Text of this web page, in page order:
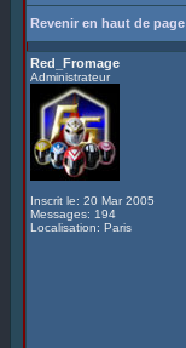
Revenir en haut de page
Red_Fromage
Administrateur
Inscrit le: 20 Mar 2005
Messages: 194
Localisation: Paris